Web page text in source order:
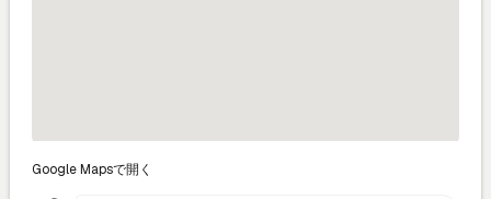
Google Mapsで開く